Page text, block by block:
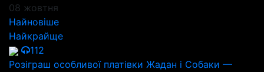
08 жовтня
Найновіше
Найкрайще
112
Розіграш особливої платівки Жадан і Собаки —